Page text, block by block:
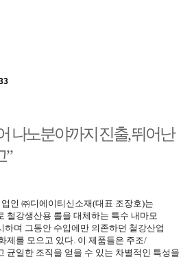
나노분야까지 진출, 뛰어난
”
인 ㈜디에이티신소재(대표 조장호)는
철강생산용 롤을 대체하는 특수 내마모
며 그동안 수입에만 의존하던 철강산업
제를 모으고 있다. 이 제품들은 주조/
균일한 조직을 얻을 수 있는 차별적인 특성을